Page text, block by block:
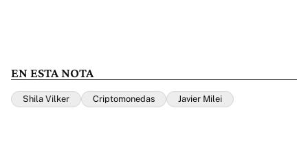
EN ESTA NOTA
Shila Vilker Criptomonedas Javier Milei